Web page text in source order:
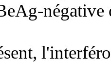
négative